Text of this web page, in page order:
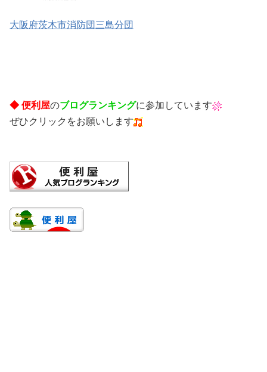
大阪府茨木市消防団三島分団
◆ 便利屋のブログランキングに参加しています
ぜひクリックをお願いします